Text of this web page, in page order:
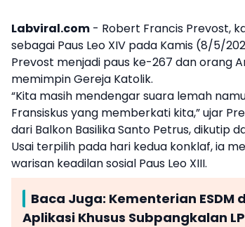
Labviral.com - Robert Francis Prevost,
sebagai Paus Leo XIV pada Kamis (8/5/
Prevost menjadi paus ke-267 dan orang
memimpin Gereja Katolik.
“Kita masih mendengar suara lemah
Fransiskus yang memberkati kita,” ujar
dari Balkon Basilika Santo Petrus, dikutip
Usai terpilih pada hari kedua konklaf, ia
warisan keadilan sosial Paus Leo XIII.
Baca Juga: Kementerian ESDM
Aplikasi Khusus Subpangkalan